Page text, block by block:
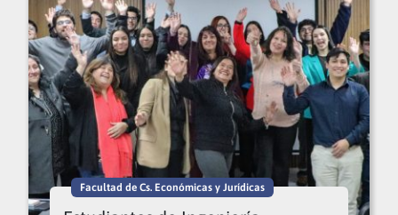
Facultad de Cs. Económicas y Jurídicas